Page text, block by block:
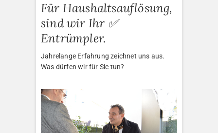
Für Haushaltsauflösung,
sind wir Ihr ✅
Entrümpler.
Jahrelange Erfahrung zeichnet uns aus.
Was dürfen wir für Sie tun?